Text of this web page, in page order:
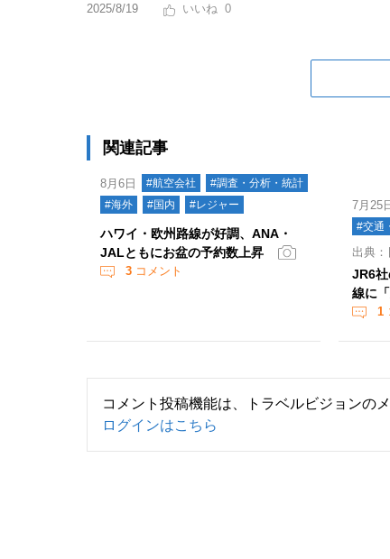
2025/8/19 0
関連記事
8月6日 #航空会社
#調査・分析・統計
#海外
#国内 #レジャー
ハワイ・欧州路線が好調、ANA・
JALともにお盆の予約数上昇
3 コメント
7月25
#交通
出典
JR6
線に
1
コメント投稿機能は、トラベルビジョンの
ログインはこちら